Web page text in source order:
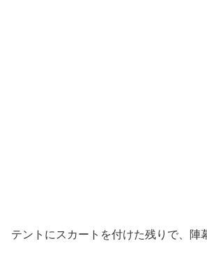
テントにスカートを付けた残りで、陣